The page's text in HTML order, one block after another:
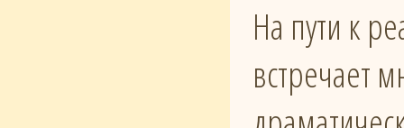
На пути к
встречает